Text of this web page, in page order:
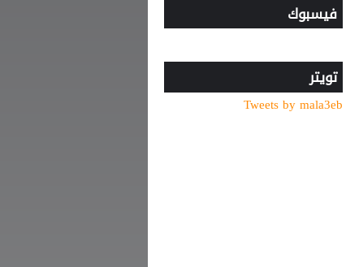
فيسبوك
تويتر
Tweets by mala3eb